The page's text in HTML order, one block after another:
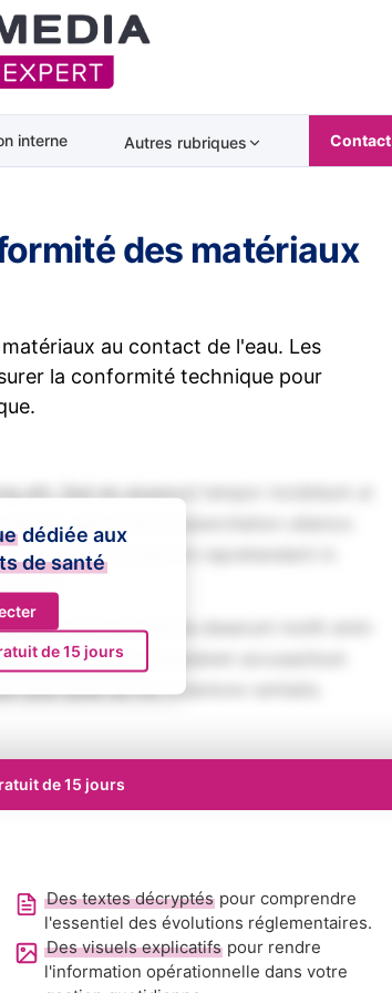
interne Autres rubriques Contact
des matériaux
au contact de l'eau. Les
la conformité technique pour
elit. Sed do eiusmod tempor incididunt ut
quis nostrud exercitation ullamco
aute irure dolor in reprehenderit in
in culpa qui officia deserunt mollit anim
natus error sit voluptatem accusantium
ipsa quae ab illo inventore veritatis.
dédiée aux
de santé
de 15 jours
de 15 jours
Des textes décryptés pour comprendre
l'essentiel des évolutions réglementaires.
Des visuels explicatifs pour rendre
l'information opérationnelle dans votre